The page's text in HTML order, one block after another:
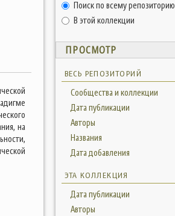
на
Поиск по всему репозиторию
В этой коллекции
ПРОСМОТР
ВЕСЬ РЕПОЗИТОРИЙ
Сообщества и коллекции
Дата публикации
Авторы
Названия
Дата добавления
ЭТА КОЛЛЕКЦИЯ
Дата публикации
Авторы